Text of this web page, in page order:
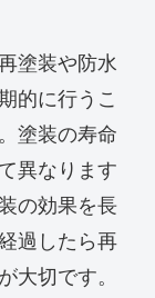
塗装や防水
的に行うこ
塗装の寿命
異なります
の効果を長
過したら再
大切です。